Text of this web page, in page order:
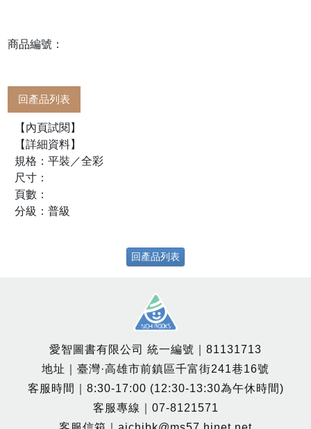
商品編號：
回產品列表
【內頁試閱】
【詳細資料】
規格：平裝／全彩
尺寸：
頁數：
分級：普級
回產品列表
愛智圖書有限公司 統一編號｜81131713
地址｜臺灣·高雄市前鎮區千富街241巷16號
客服時間｜8:30-17:00 (12:30-13:30為午休時間)
客服專線｜07-8121571